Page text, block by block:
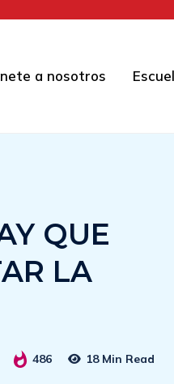
a nosotros
QUE
LA
486 18 Min Read